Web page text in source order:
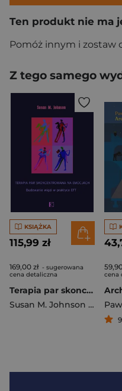
Ten produkt nie ma
Pomóż innym i zostaw
Z tego samego
KSIĄŻKA
115,99 zł
169,00 zł - sugerowana
cena detaliczna
Terapia par skoncentrowana na emocjach. Budowanie więzi w praktyce EFT
Susan M. Johnson Susan M.
cena